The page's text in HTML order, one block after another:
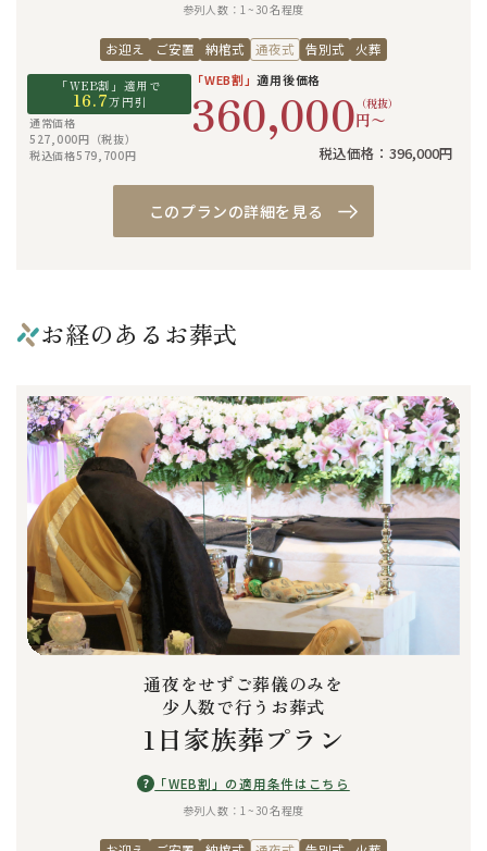
参列人数：1~30名程度
お迎え ご安置 納棺式 通夜式 告別式 火葬
「WEB割」適用で
16.7万円引
通常価格
527,000円（税抜）
税込価格579,700円
「WEB割」適用後価格
360,000 （税抜）
円〜
税込価格：396,000円
このプランの詳細を見る
お経のあるお葬式
通夜をせずご葬儀のみを
少人数で行うお葬式
1日家族葬プラン
? 「WEB割」の適用条件はこちら
参列人数：1~30名程度